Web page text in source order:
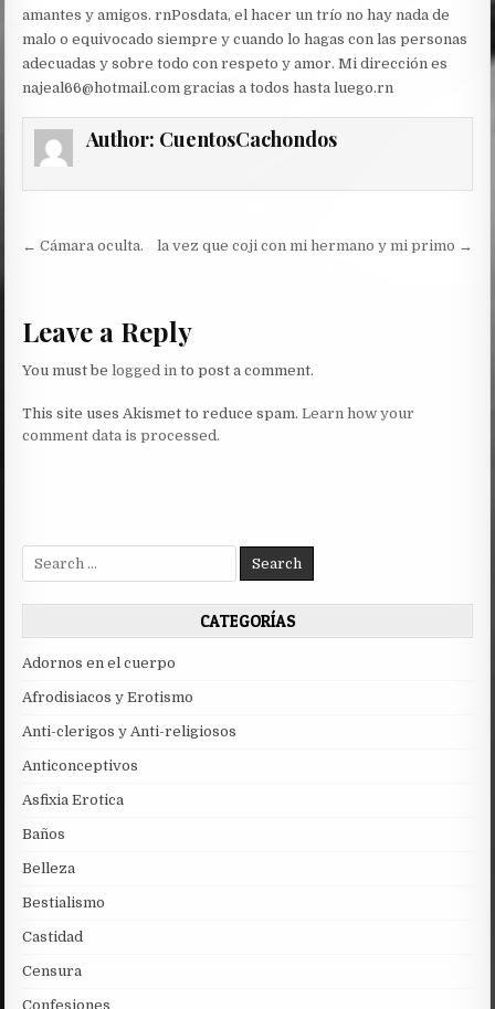
amantes y amigos. rnPosdata, el hacer un trío no hay nada de
malo o equivocado siempre y cuando lo hagas con las personas
adecuadas y sobre todo con respeto y amor. Mi dirección es
najeal66@hotmail.com gracias a todos hasta luego.rn
Author: CuentosCachondos
Post
← Cámara oculta. la vez que coji con mi hermano y mi primo →
Leave a Reply
You must belogged in to post a comment.
This site uses Akismet to reduce spam.Learn how your
comment data is processed.
Search
for:
CATEGORÍAS
Adornos en el cuerpo
Afrodisiacos y Erotismo
Anti-clerigos y Anti-religiosos
Anticonceptivos
Asfixia Erotica
Baños
Belleza
Bestialismo
Castidad
Censura
Confesiones